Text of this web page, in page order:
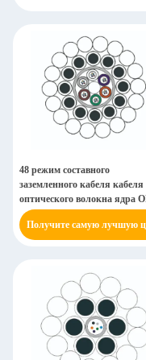
48 режим составного
заземленного кабеля кабеля
оптического волокна ядра
одиночный
Получите самую лучшую